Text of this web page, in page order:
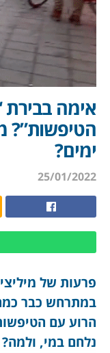
אימה בבירת
הטיפשות”?
ימים?
25/01/2022
פרעות של
במתרחש כבר
הרוע עם
נלחם במי,